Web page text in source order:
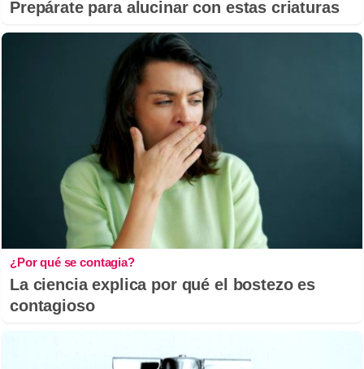
Prepárate para alucinar con estas criaturas
¿Por qué se contagia?
La ciencia explica por qué el bostezo es
contagioso